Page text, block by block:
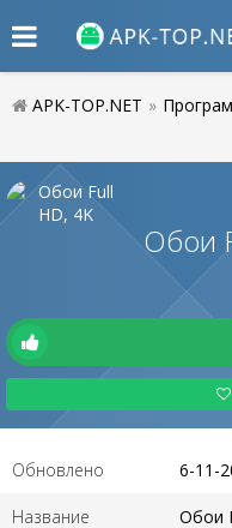
APK-TOP.NET »
Обои
Обновлено 6-11-
Название Обои